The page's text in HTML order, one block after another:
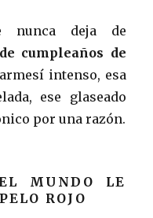
nunca deja de
cumpleaños de
intenso, esa
ese glaseado
por una razón.
MUNDO LE
ROJO